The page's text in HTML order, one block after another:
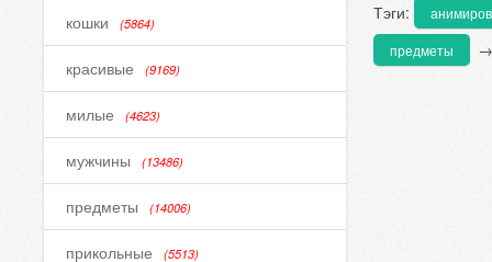
кошки (5864)
красивые (9169)
милые (4623)
мужчины (13486)
предметы (14006)
прикольные (5513)
Тэги:
предметы